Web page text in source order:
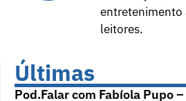
entretenimento
leitores.
Últimas
Pod.Falar com Fabíola Pupo